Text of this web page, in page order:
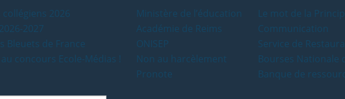
2026
2027
Bleuets de France
concours Ecole-Médias !
Ministère de l’éducation
Académie de Reims
ONISEP
Non au harcèlement
Pronote
Le mot de la
Communication
Service de
Bourses Nationale
Banque de